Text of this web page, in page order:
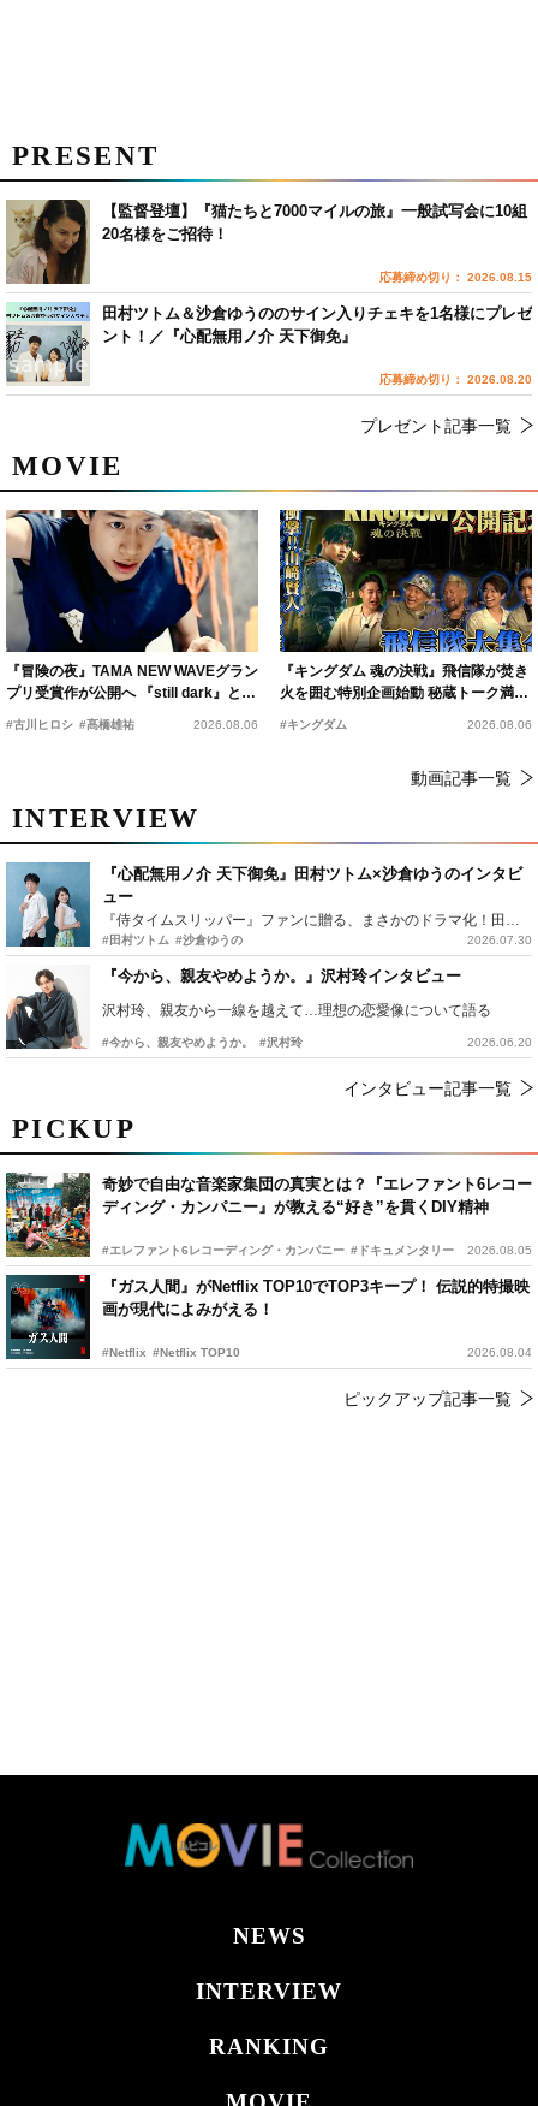
PICKUP
奇妙で自由な音楽家集団の真実とは？『エレファント6レコー
ディング・カンパニー』が教える“好き”を貫くDIY精神
#エレファント6レコーディング・カンパニー #ドキュメンタリー 2026.08.05
『ガス人間』がNetflix TOP10でTOP3キープ！ 伝説的特撮映
画が現代によみがえる！
#Netflix #Netflix TOP10 2026.08.04
ピックアップ記事一覧
MOVIE
『冒険の夜』TAMA NEW WAVEグラン
プリ受賞作が公開へ 『still dark』と同
時上映決定
#古川ヒロシ #髙橋雄祐 2026.08.06
『キングダム 魂の決戦』飛信隊が焚き
火を囲む特別企画始動 秘蔵トーク満載
の“キングダムキャンプ”開催
#キングダム 2026.08.06
動画記事一覧
INTERVIEW
『心配無用ノ介 天下御免』田村ツトム×沙倉ゆうのインタビ
ュー
『侍タイムスリッパー』ファンに贈る、まさかのドラマ化！田村ツトム×沙倉ゆうのが語る『心配無用ノ介』撮影秘話
#田村ツトム #沙倉ゆうの 2026.07.30
『今から、親友やめようか。』沢村玲インタビュー
沢村玲、親友から一線を越えて…理想の恋愛像について語る
#今から、親友やめようか。 #沢村玲 2026.06.20
インタビュー記事一覧
PRESENT
【監督登壇】『猫たちと7000マイルの旅』一般試写会に10組
20名様をご招待！
応募締め切り： 2026.08.15
田村ツトム＆沙倉ゆうののサイン入りチェキを1名様にプレゼ
ント！／『心配無用ノ介 天下御免』
応募締め切り： 2026.08.20
プレゼント記事一覧
NEWS
INTERVIEW
RANKING